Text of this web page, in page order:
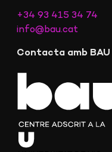
+34 93 415 34 74
info@bau.cat
Contacta amb BAU